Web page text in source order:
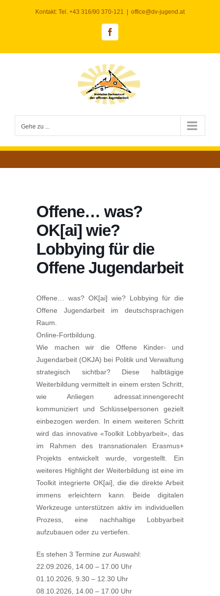
Kontakt: Tel. +43 316/90 370-121 office@dv-jugend.at
Facebook
Gehe zu ...
Offene… was?
OK[ai] wie?
Lobbying für die
Offene Jugendarbeit
Offene… was? OK[ai] wie? Lobbying für die
Offene Jugendarbeit im deutschsprachigen
Raum.
Online-Fortbildung.
Wie machen wir die Offene Kinder- und
Jugendarbeit (OKJA) bei Politik und Verwaltung
strategisch sichtbar? Diese halbtägige
Weiterbildung vermittelt in einem ersten Schritt,
wie Anliegen adressat:innengerecht
kommuniziert und Schlüsselpersonen gezielt
einbezogen werden. In einem weiteren Schritt
wird das innovative «Toolkit Lobbyarbeit», das
im Rahmen des transnationalen Erasmus+
Projekts entwickelt wurde, vorgestellt. Ein
weiteres Highlight der Weiterbildung ist eine im
Toolkit integrierte OK[ai], die die direkte Arbeit
immens erleichtern kann. Beide digitalen
Werkzeuge unterstützen aktiv im individuellen
Prozess, eine nachhaltige Lobbyarbeit
aufzubauen oder zu vertiefen.
Es stehen 3 Termine zur Auswahl:
22.09.2026, 14.00 – 17.00 Uhr
01.10.2026, 9.30 – 12.30 Uhr
08.10.2026, 14.00 – 17.00 Uhr